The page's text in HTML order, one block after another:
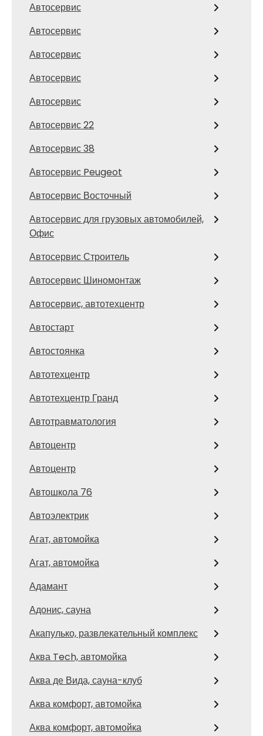
Автосервис
Автосервис
Автосервис
Автосервис
Автосервис
Автосервис 22
Автосервис 38
Автосервис Peugeot
Автосервис Восточный
Автосервис для грузовых автомобилей,
Офис
Автосервис Строитель
Автосервис Шиномонтаж
Автосервис, автотехцентр
Автостарт
Автостоянка
Автотехцентр
Автотехцентр Гранд
Автотравматология
Автоцентр
Автоцентр
Автошкола 76
Автоэлектрик
Агат, автомойка
Агат, автомойка
Адамант
Адонис, сауна
Акапулько, развлекательный комплекс
Аква Tech, автомойка
Аква де Вида, сауна-клуб
Аква комфорт, автомойка
Аква комфорт, автомойка